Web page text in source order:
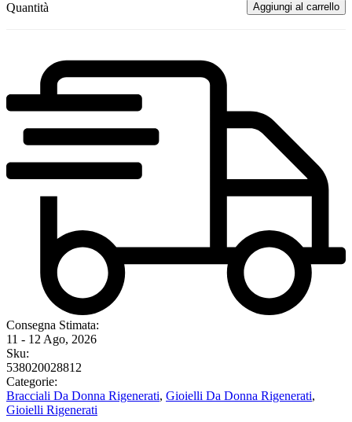
Quantità
Aggiungi al carrello
Consegna Stimata:
11 - 12 Ago, 2026
Sku:
538020028812
Categorie:
Bracciali Da Donna Rigenerati, Gioielli Da Donna Rigenerati,
Gioielli Rigenerati